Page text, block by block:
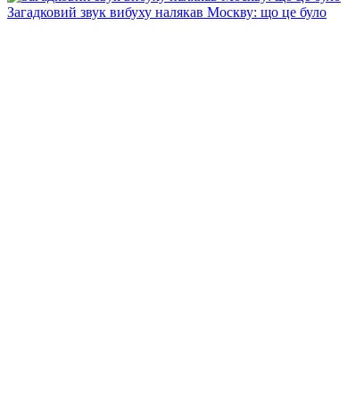
Загадковий звук вибуху налякав Москву: що це було